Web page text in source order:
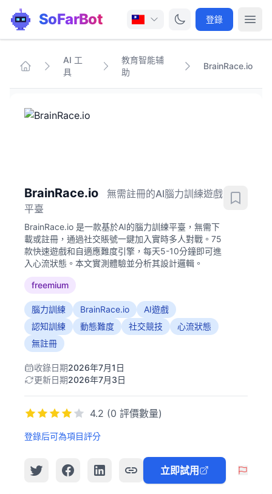
SoFarBot 登錄
AI 工
具
教育智能辅
助
BrainRace.io
BrainRace.io
無需註冊的AI腦力訓練遊戲
平臺
BrainRace.io 是一款基於AI的腦力訓練平臺，無需下
載或註冊，通過社交賬號一鍵加入實時多人對戰。75
款快速遊戲和自適應難度引擎，每天5-10分鐘即可進
入心流狀態。本文實測體驗並分析其設計邏輯。
freemium
腦力訓練 BrainRace.io
AI遊戲
認知訓練
動態難度 社交競技
心流狀態
無註冊
收錄日期2026年7月1日
更新日期2026年7月3日
4.2 (0 評價數量)
登錄后可為項目評分
立即試用